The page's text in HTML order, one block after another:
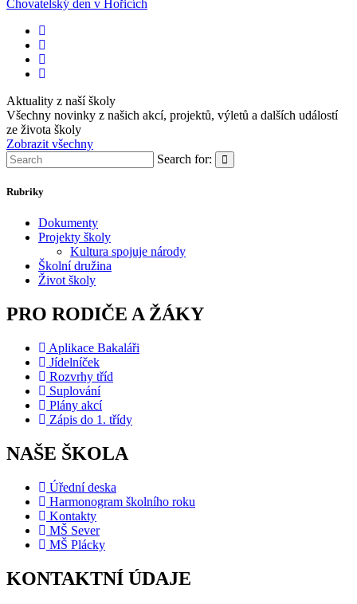
Chovatelský den v Hořicích
Aktuality z naší školy
Všechny novinky z našich akcí, projektů, výletů a dalších událostí
ze života školy
Zobrazit všechny
Search for:
Rubriky
Dokumenty
Projekty školy
Kultura spojuje národy
Školní družina
Život školy
PRO RODIČE A ŽÁKY
Aplikace Bakaláři
Jídelníček
Rozvrhy tříd
Suplování
Plány akcí
Zápis do 1. třídy
NAŠE ŠKOLA
Úřední deska
Harmonogram školního roku
Kontakty
MŠ Sever
MŠ Plácky
KONTAKTNÍ ÚDAJE